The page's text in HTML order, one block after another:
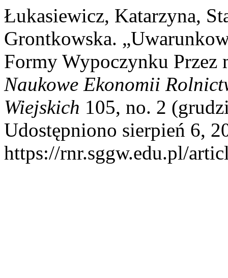
Łukasiewicz, Katarzyna,
Grontkowska.
Formy Wypoczynku Przez
Naukowe Ekonomii
Wiejskich 105, no. 2
Udostępniono sierpień 6,
https://rnr.sggw.edu.pl/